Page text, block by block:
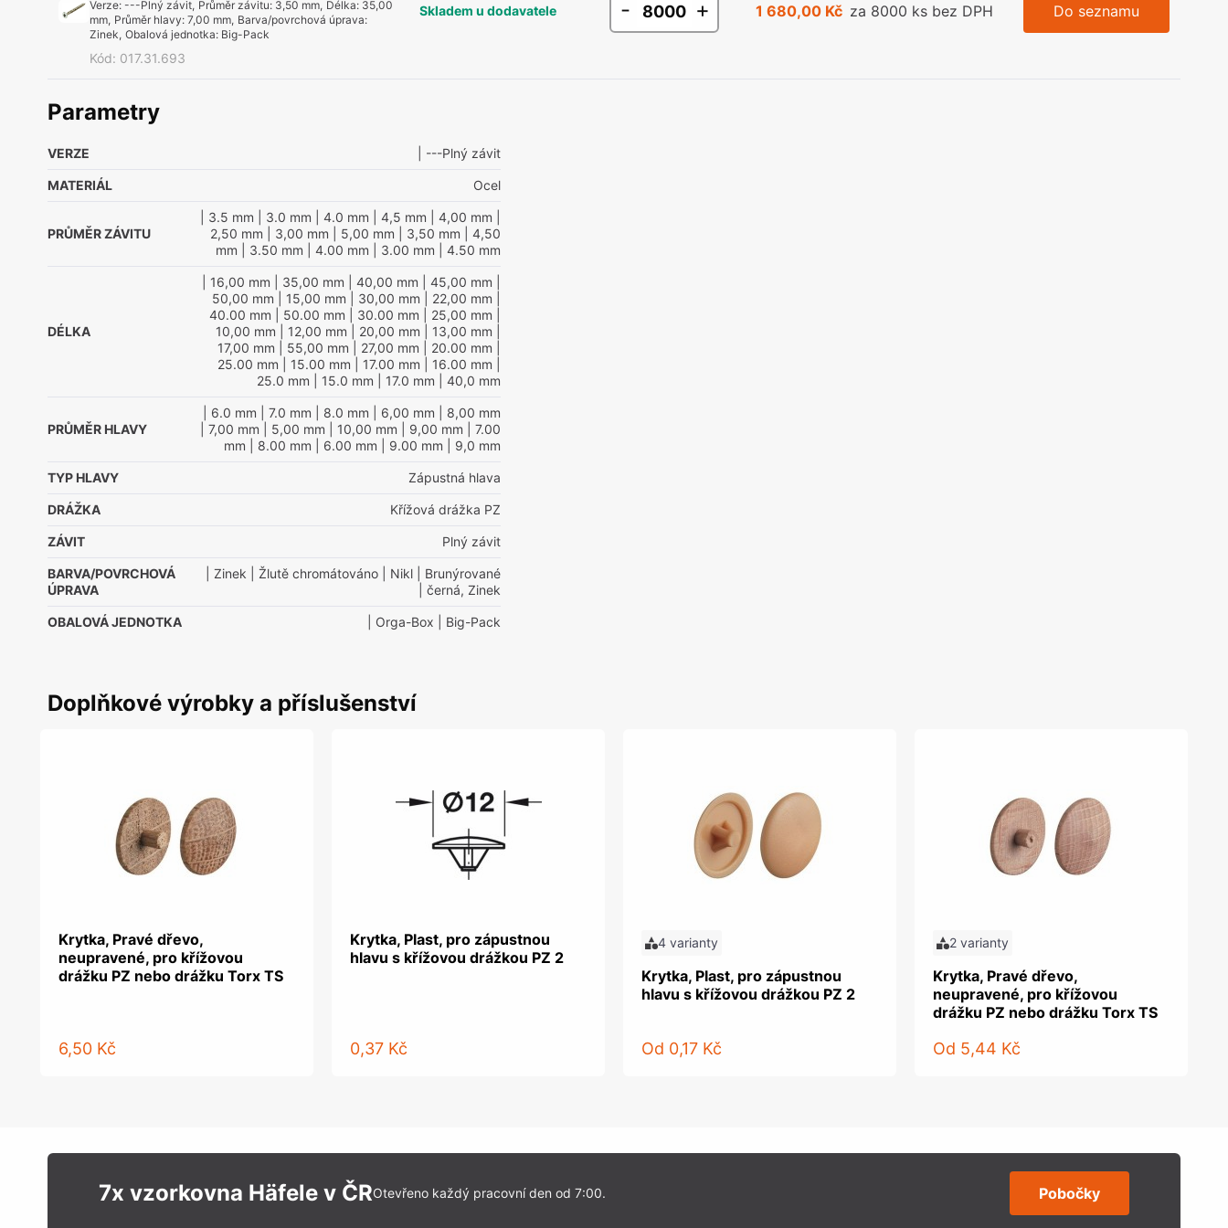
Verze: ---Plný závit, Průměr závitu: 3,50 mm, Délka: 35,00
mm, Průměr hlavy: 7,00 mm, Barva/povrchová úprava:
Zinek, Obalová jednotka: Big-Pack
Kód: 017.31.693
Skladem u dodavatele - + 1 680,00 Kč za 8000 ks bez DPH Do seznamu
Parametry
VERZE | ---Plný závit
MATERIÁL Ocel
PRŮMĚR ZÁVITU
| 3.5 mm | 3.0 mm | 4.0 mm | 4,5 mm | 4,00 mm
2,50 mm | 3,00 mm | 5,00 mm | 3,50 mm | 4,50
mm | 3.50 mm | 4.00 mm | 3.00 mm | 4.50 mm
DÉLKA
| 16,00 mm | 35,00 mm | 40,00 mm | 45,00 mm
50,00 mm | 15,00 mm | 30,00 mm | 22,00 mm
40.00 mm | 50.00 mm | 30.00 mm | 25,00 mm
10,00 mm | 12,00 mm | 20,00 mm | 13,00 mm
17,00 mm | 55,00 mm | 27,00 mm | 20.00 mm
25.00 mm | 15.00 mm | 17.00 mm | 16.00 mm
25.0 mm | 15.0 mm | 17.0 mm | 40,0 mm
PRŮMĚR HLAVY
| 6.0 mm | 7.0 mm | 8.0 mm | 6,00 mm | 8,00 mm
| 7,00 mm | 5,00 mm | 10,00 mm | 9,00 mm | 7.00
mm | 8.00 mm | 6.00 mm | 9.00 mm | 9,0 mm
TYP HLAVY Zápustná hlava
DRÁŽKA Křížová drážka PZ
ZÁVIT Plný závit
BARVA/POVRCHOVÁ
ÚPRAVA
| Zinek | Žlutě chromátováno | Nikl | Brunýrované
| černá, Zinek
OBALOVÁ JEDNOTKA | Orga-Box | Big-Pack
Doplňkové výrobky a příslušenství
Krytka, Pravé dřevo,
neupravené, pro křížovou
drážku PZ nebo drážku Torx TS
6,50 Kč
Krytka, Plast, pro zápustnou
hlavu s křížovou drážkou PZ 2
0,37 Kč
4 varianty
Krytka, Plast, pro zápustnou
hlavu s křížovou drážkou PZ 2
Od 0,17 Kč
2 varianty
Krytka, Pravé dřevo,
neupravené, pro křížovou
drážku PZ nebo drážku Torx TS
Od 5,44 Kč
7x vzorkovna Häfele v ČROtevřeno každý pracovní den od 7:00. Pobočky